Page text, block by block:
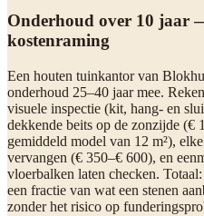
Onderhoud over 10 jaar
kostenraming
Een houten tuinkantor van
onderhoud 25–40 jaar mee.
visuele inspectie (kit, hang- en
dekkende beits op de zonzijde (€
gemiddeld model van 12 m²),
vervangen (€ 350–€ 600), en
vloerbalken laten checken.
een fractie van wat een stenen
zonder het risico op